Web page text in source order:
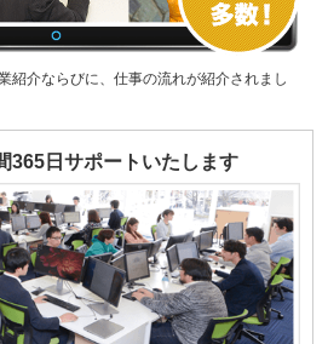
紹介ならびに、仕事の流れが紹介されまし
365日サポートいたします